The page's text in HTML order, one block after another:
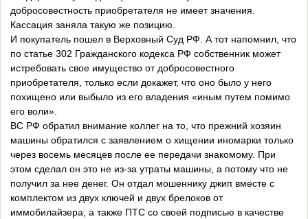
добросовестность приобретателя не имеет значения.
Кассация заняла такую же позицию.
И покупатель пошел в Верховный Суд РФ. А тот напомнил, что
по статье 302 Гражданского кодекса РФ собственник может
истребовать свое имущество от добросовестного
приобретателя, только если докажет, что оно было у него
похищено или выбыло из его владения «иным путем помимо
его воли».
ВС РФ обратил внимание коллег на то, что прежний хозяин
машины обратился с заявлением о хищении иномарки только
через восемь месяцев после ее передачи знакомому. При
этом сделал он это не из-за утраты машины, а потому что не
получил за нее денег. Он отдал мошеннику джип вместе с
комплектом из двух ключей и двух брелоков от
иммобилайзера, а также ПТС со своей подписью в качестве